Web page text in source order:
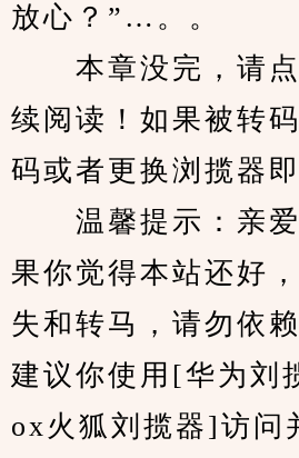
放心？”…。。
本章没完，请点
续阅读！如果被转
码或者更换浏揽器即
温馨提示：亲爱
果你觉得本站还好
失和转马，请勿依
建议你使用[华为
ox火狐刘揽器]访问